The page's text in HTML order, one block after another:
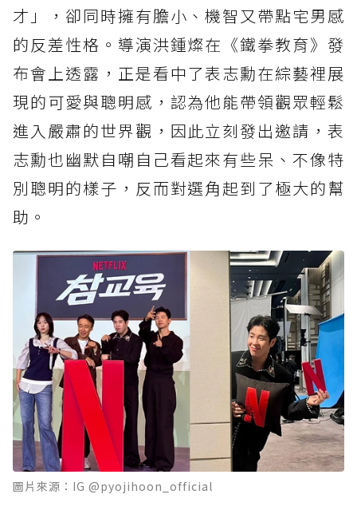
才」，卻同時擁有膽小、機智又帶點宅男感
的反差性格。導演洪鍾燦在《鐵拳教育》發
布會上透露，正是看中了表志勳在綜藝裡展
現的可愛與聰明感，認為他能帶領觀眾輕鬆
進入嚴肅的世界觀，因此立刻發出邀請，表
志勳也幽默自嘲自己看起來有些呆、不像特
別聰明的樣子，反而對選角起到了極大的幫
助。
圖片來源：IG @pyojihoon_official